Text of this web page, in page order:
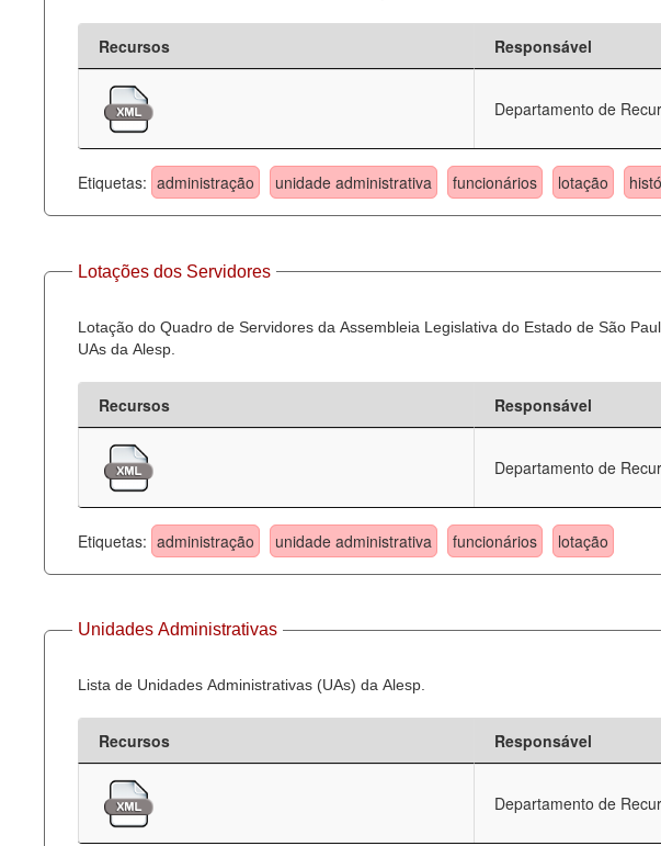
Recursos Responsável
Departamento de
Etiquetas: administração unidade administrativa funcionários lotação
Lotações dos Servidores
Lotação do Quadro de Servidores da Assembleia Legislativa do Estado de São
UAs da Alesp.
Recursos Responsável
Departamento de
Etiquetas: administração unidade administrativa funcionários lotação
Unidades Administrativas
Lista de Unidades Administrativas (UAs) da Alesp.
Recursos Responsável
Departamento de